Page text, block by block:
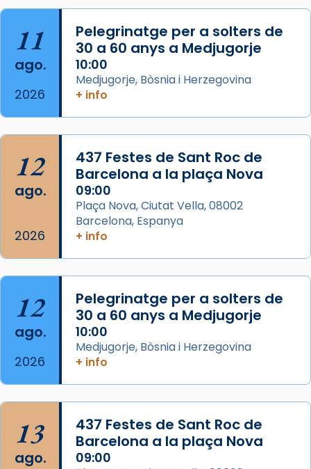
Foto
View on Facebook · Share
Arquebisbat de Barcelona
2 weeks ago
Acompanyant la història de sant Cugat, a
partir de l’Edat Mitjana sorgeix la tradició
que les santes Juliana (“relatiu a Júlia”) i
Semproniana (“relatiu a Semprònia =
eterna”) són deixebles seves. I l’any 1667, el
frare Joan Gaspar Roig, afirma en una obra
que les santes són filles de l’antiga Iluro.
Mataró en reivindicarà les relíq
Foto
View on Facebook ·
11
ago.
2026
Pelegrinatge per a solters de
30 a 60 anys a Medjugorje
10:00
Medjugorje, Bòsnia i Herzegovina
+ info
12
ago.
2026
437 Festes de Sant Roc de
Barcelona a la plaça Nova
09:00
Plaça Nova, Ciutat Vella, 08002
Barcelona, Espanya
+ info
12
ago.
2026
Pelegrinatge per a solters de
30 a 60 anys a Medjugorje
10:00
Medjugorje, Bòsnia i Herzegovina
+ info
13
ago.
437 Festes de Sant Roc de
Barcelona a la plaça Nova
09:00